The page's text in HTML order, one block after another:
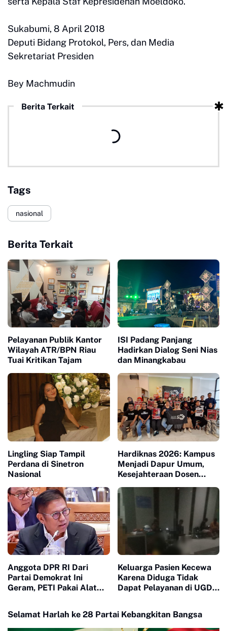
Sukabumi, 8 April 2018
Deputi Bidang Protokol, Pers, dan Media
Sekretariat Presiden
Bey Machmudin
Berita Terkait
Tags
nasional
Berita Terkait
Pelayanan Publik Kantor
Wilayah ATR/BPN Riau
Tuai Kritikan Tajam
ISI Padang Panjang
Hadirkan Dialog Seni Nias
dan Minangkabau
Lingling Siap Tampil
Perdana di Sinetron
Nasional
Hardiknas 2026: Kampus
Menjadi Dapur Umum,
Kesejahteraan Dosen
Anggota DPR RI Dari
Partai Demokrat Ini
Geram, PETI Pakai Alat
Keluarga Pasien Kecewa
Karena Diduga Tidak
Dapat Pelayanan di UGD
Selamat Harlah ke 28 Partai Kebangkitan Bangsa